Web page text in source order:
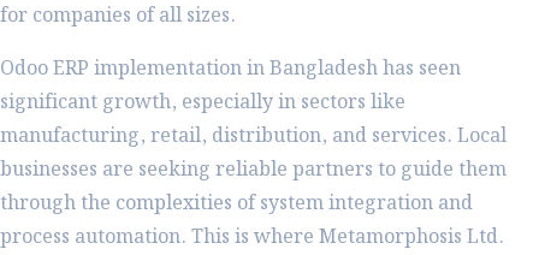
for companies of all sizes.
Odoo ERP implementation in Bangladesh has seen
significant growth, especially in sectors like
manufacturing, retail, distribution, and services. Local
businesses are seeking reliable partners to guide them
through the complexities of system integration and
process automation. This is where Metamorphosis Ltd.